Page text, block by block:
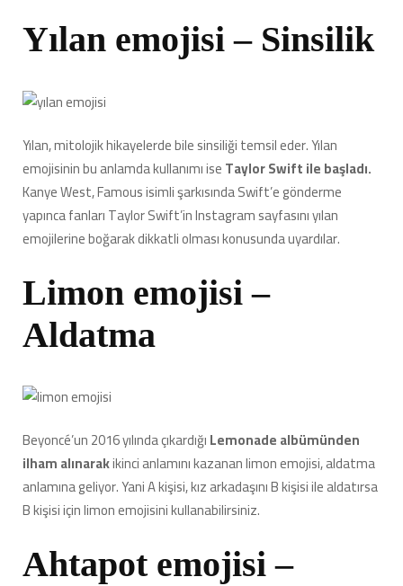
Yılan emojisi – Sinsilik
Yılan, mitolojik hikayelerde bile sinsiliği temsil eder. Yılan
emojisinin bu anlamda kullanımı iseTaylor Swift ile başladı.
Kanye West, Famous isimli şarkısında Swift’e gönderme
yapınca fanları Taylor Swift’in Instagram sayfasını yılan
emojilerine boğarak dikkatli olması konusunda uyardılar.
Limon emojisi –
Aldatma
Beyoncé’un 2016 yılında çıkardığıLemonade albümünden
ilham alınarakikinci anlamını kazanan limon emojisi, aldatma
anlamına geliyor. Yani A kişisi, kız arkadaşını B kişisi ile aldatırsa
B kişisi için limon emojisini kullanabilirsiniz.
Ahtapot emojisi –